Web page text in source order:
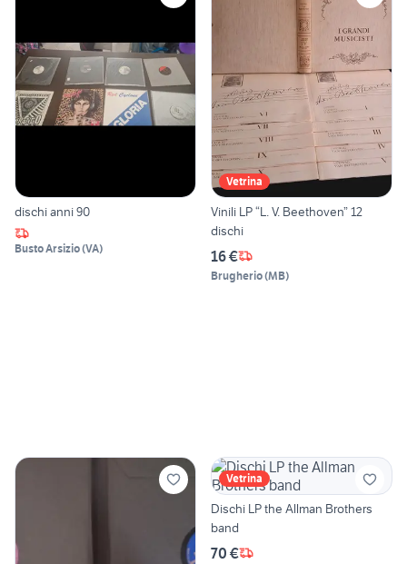
dischi anni 90
Busto Arsizio(VA)
Vetrina
Vinili LP “L. V. Beethoven” 12
dischi
16 €
Brugherio(MB)
Vetrina
Dischi LP the Allman Brothers
band
70 €